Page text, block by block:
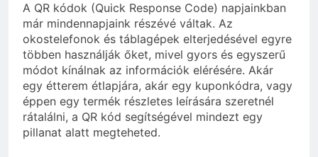
A QR kódok (Quick Response Code) napjainkban
már mindennapjaink részévé váltak. Az
okostelefonok és táblagépek elterjedésével egyre
többen használják őket, mivel gyors és egyszerű
módot kínálnak az információk elérésére. Akár
egy étterem étlapjára, akár egy kuponkódra, vagy
éppen egy termék részletes leírására szeretnél
rátalálni, a QR kód segítségével mindezt egy
pillanat alatt megteheted.